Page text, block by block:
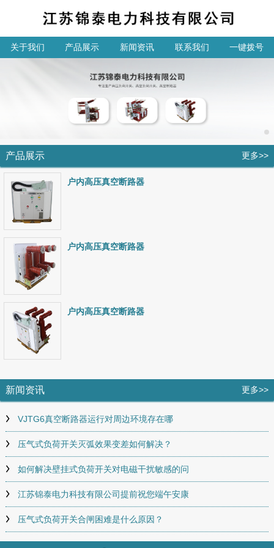
关于我们 产品展示 新闻资讯 联系我们 一键拨号
产品展示 更多>>
户内高压真空断路器
户内高压真空断路器
户内高压真空断路器
新闻资讯 更多>>
VJTG6真空断路器运行对周边环境存在哪
压气式负荷开关灭弧效果变差如何解决？
如何解决壁挂式负荷开关对电磁干扰敏感的问
江苏锦泰电力科技有限公司提前祝您端午安康
压气式负荷开关合闸困难是什么原因？